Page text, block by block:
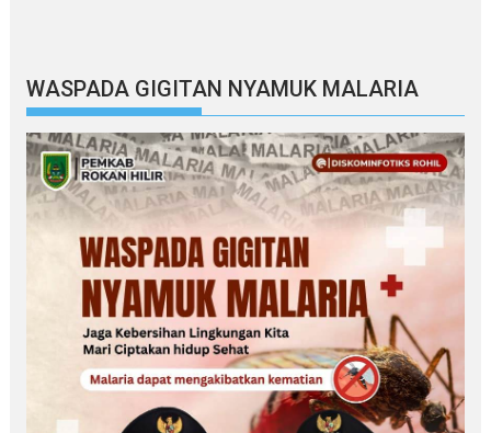
WASPADA GIGITAN NYAMUK MALARIA